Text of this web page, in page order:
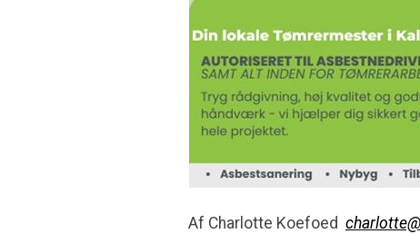
Af Charlotte Koefoed